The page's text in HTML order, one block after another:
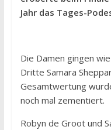
Jahr das Tages-
Die Damen gingen
Dritte Samara
Gesamtwertung
noch mal zementiert.
Robyn de Groot und